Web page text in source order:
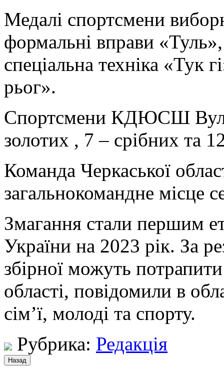
Медалі спортсмени
формальні вправи
спеціальна техніка «Тук
рьог».
Спортсмени КДЮСШ
золотих , 7 – срібних та
Команда Черкаської
загальнокомандне місце
Змагання стали першим
України на 2023 рік. За
збірної можуть
області, повідомили в
сім’ї, молоді та спорту.
Рубрика: Редакція